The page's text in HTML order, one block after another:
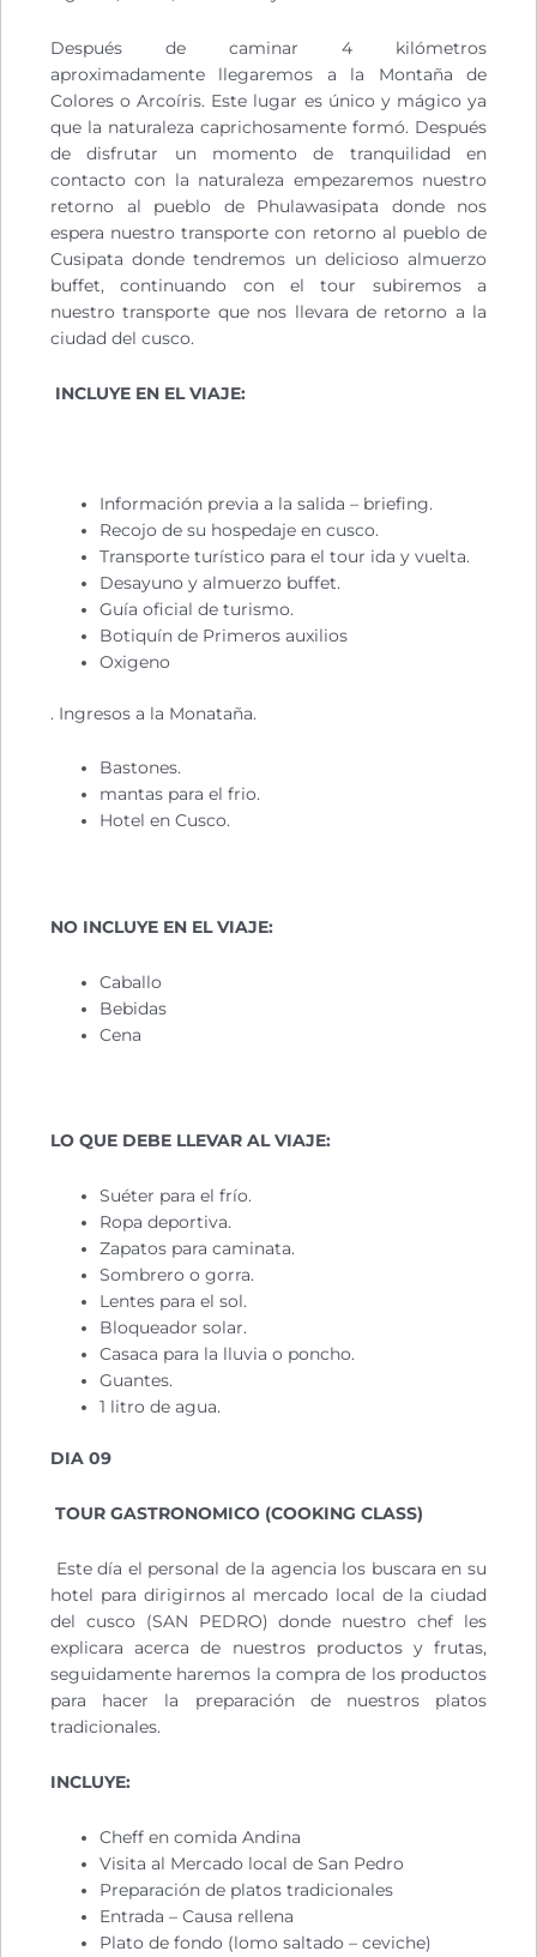
Después de caminar 4 kilómetros
aproximadamente llegaremos a la Montaña de
Colores o Arcoíris. Este lugar es único y mágico ya
que la naturaleza caprichosamente formó. Después
de disfrutar un momento de tranquilidad en
contacto con la naturaleza empezaremos nuestro
retorno al pueblo de Phulawasipata donde nos
espera nuestro transporte con retorno al pueblo de
Cusipata donde tendremos un delicioso almuerzo
buffet, continuando con el tour subiremos a
nuestro transporte que nos llevara de retorno a la
ciudad del cusco.
INCLUYE EN EL VIAJE:
Información previa a la salida – briefing.
Recojo de su hospedaje en cusco.
Transporte turístico para el tour ida y vuelta.
Desayuno y almuerzo buffet.
Guía oficial de turismo.
Botiquín de Primeros auxilios
Oxigeno
. Ingresos a la Monataña.
Bastones.
mantas para el frio.
Hotel en Cusco.
NO INCLUYE EN EL VIAJE:
Caballo
Bebidas
Cena
LO QUE DEBE LLEVAR AL VIAJE:
Suéter para el frío.
Ropa deportiva.
Zapatos para caminata.
Sombrero o gorra.
Lentes para el sol.
Bloqueador solar.
Casaca para la lluvia o poncho.
Guantes.
1 litro de agua.
DIA 09
TOUR GASTRONOMICO (COOKING CLASS)
Este día el personal de la agencia los buscara en su
hotel para dirigirnos al mercado local de la ciudad
del cusco (SAN PEDRO) donde nuestro chef les
explicara acerca de nuestros productos y frutas,
seguidamente haremos la compra de los productos
para hacer la preparación de nuestros platos
tradicionales.
INCLUYE:
Cheff en comida Andina
Visita al Mercado local de San Pedro
Preparación de platos tradicionales
Entrada – Causa rellena
Plato de fondo (lomo saltado – ceviche)